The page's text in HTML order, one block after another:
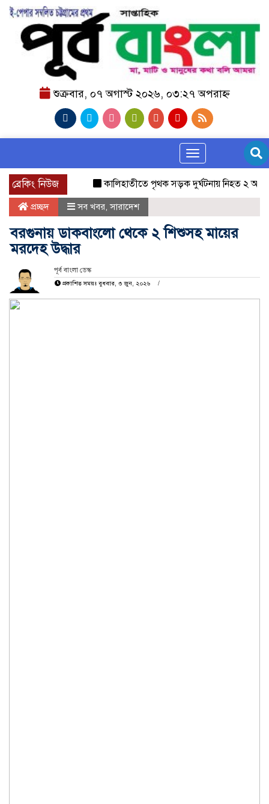
শুক্রবার, ০৭ অগাস্ট ২০২৬, ০৩:২৭ অপরাহ্ন
Toggle navigation
ব্রেকিং নিউজ কালিহাতীতে পৃথক সড়ক দুর্ঘটনায় নিহত ২ আহত ৩
প্রচ্ছদ সব খবর,সারাদেশ
বরগুনায় ডাকবাংলো থেকে ২ শিশুসহ মায়ের
মরদেহ উদ্ধার
পূর্ব বাংলা ডেস্ক
প্রকাশিত সময়ঃ বুধবার, ৩ জুন, ২০২৬